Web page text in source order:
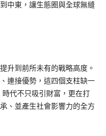
中東，讓生態圈與全球無縫
升到前所未有的戰略高度。
連接優勢，這四個支柱缺一
代不只吸引財富，更在打
、並產生社會影響力的全方